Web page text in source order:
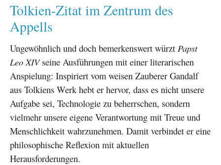
Tolkien-Zitat im Zentrum des
Appells
Ungewöhnlich und doch bemerkenswert würzt Papst
Leo XIVseine Ausführungen mit einer literarischen
Anspielung: Inspiriert vom weisen Zauberer Gandalf
aus Tolkiens Werk hebt er hervor, dass es nicht unsere
Aufgabe sei, Technologie zu beherrschen, sondern
vielmehr unsere eigene Verantwortung mit Treue und
Menschlichkeit wahrzunehmen. Damit verbindet er eine
philosophische Reflexion mit aktuellen
Herausforderungen.